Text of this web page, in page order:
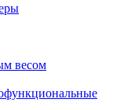
весом